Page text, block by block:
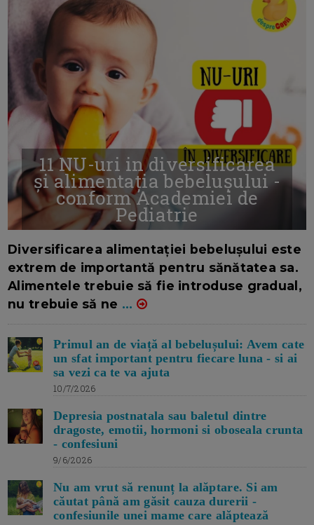
11 NU-uri in diversificarea
și alimentația bebelușului -
conform Academiei de
Pediatrie
Diversificarea alimentației bebelușului este
extrem de importantă pentru sănătatea sa.
Alimentele trebuie să fie introduse gradual,
nu trebuie să ne ...
Primul an de viață al bebelușului: Avem cate
un sfat important pentru fiecare luna - si ai
sa vezi ca te va ajuta
10/7/2026
Depresia postnatala sau baletul dintre
dragoste, emotii, hormoni si oboseala crunta
- confesiuni
9/6/2026
Nu am vrut să renunț la alăptare. Si am
căutat până am găsit cauza durerii -
confesiunile unei mame care alăptează